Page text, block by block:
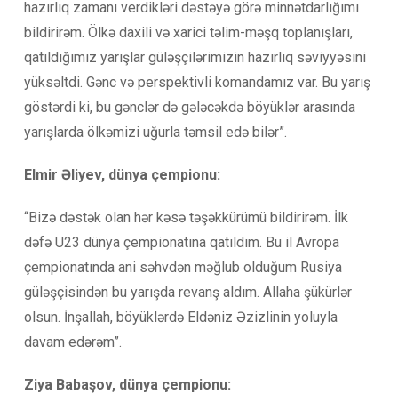
hazırlıq zamanı verdikləri dəstəyə görə minnətdarlığımı
bildirirəm. Ölkə daxili və xarici təlim-məşq toplanışları,
qatıldığımız yarışlar güləşçilərimizin hazırlıq səviyyəsini
yüksəltdi. Gənc və perspektivli komandamız var. Bu yarış
göstərdi ki, bu gənclər də gələcəkdə böyüklər arasında
yarışlarda ölkəmizi uğurla təmsil edə bilər”.
Elmir Əliyev, dünya çempionu:
“Bizə dəstək olan hər kəsə təşəkkürümü bildirirəm. İlk
dəfə U23 dünya çempionatına qatıldım. Bu il Avropa
çempionatında ani səhvdən məğlub olduğum Rusiya
güləşçisindən bu yarışda revanş aldım. Allaha şükürlər
olsun. İnşallah, böyüklərdə Eldəniz Əzizlinin yoluyla
davam edərəm”.
Ziya Babaşov, dünya çempionu: